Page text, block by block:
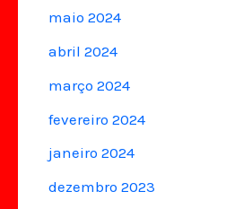
maio 2024
abril 2024
março 2024
fevereiro 2024
janeiro 2024
dezembro 2023